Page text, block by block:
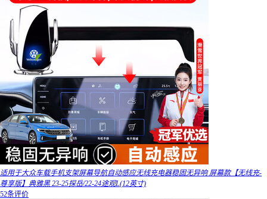
适用于大众车载手机支架屏幕导航自动感应无线充电器稳固无异响 屏幕款【无线充-
尊享版】典雅黑 23-25探岳/22-24途观L(12英寸)
52条评价